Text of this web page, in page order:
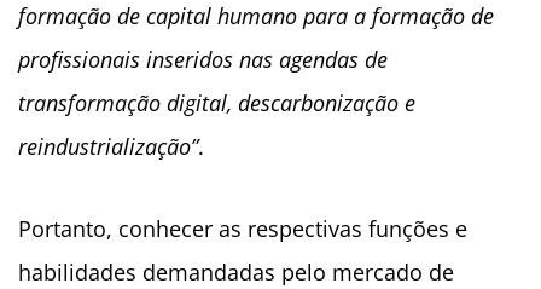
formação de capital humano para a formação de
profissionais inseridos nas agendas de
transformação digital, descarbonização e
reindustrialização”.
Portanto, conhecer as respectivas funções e
habilidades demandadas pelo mercado de